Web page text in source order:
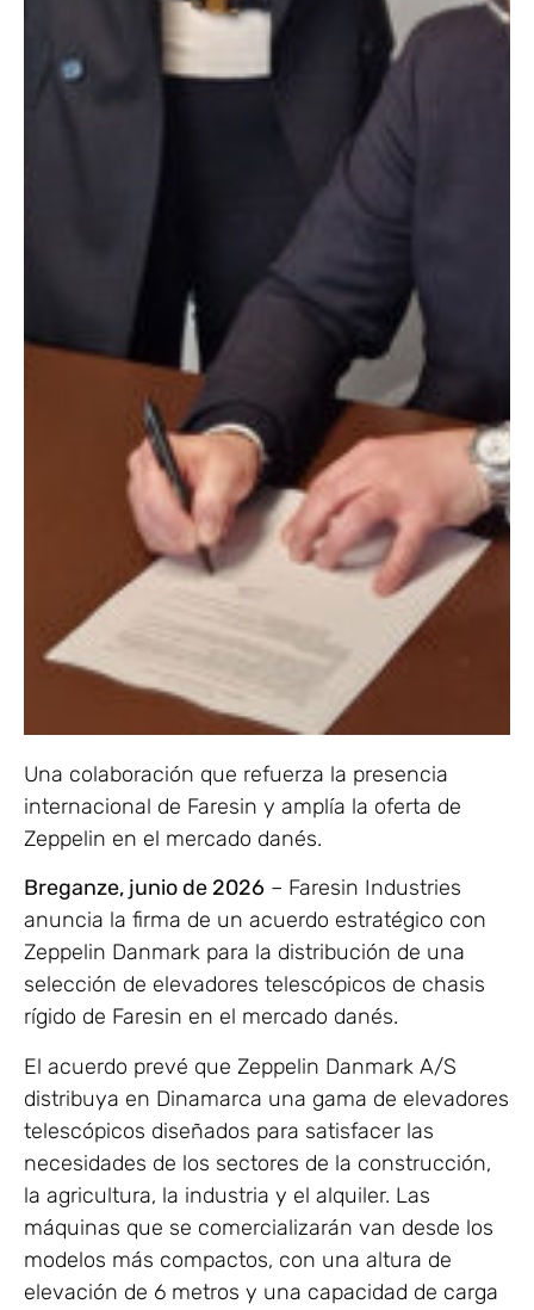
Una colaboración que refuerza la presencia
internacional de Faresin y amplía la oferta de
Zeppelin en el mercado danés.
Breganze, junio de 2026 – Faresin Industries
anuncia la firma de un acuerdo estratégico con
Zeppelin Danmark para la distribución de una
selección de elevadores telescópicos de chasis
rígido de Faresin en el mercado danés.
El acuerdo prevé que Zeppelin Danmark A/S
distribuya en Dinamarca una gama de elevadores
telescópicos diseñados para satisfacer las
necesidades de los sectores de la construcción,
la agricultura, la industria y el alquiler. Las
máquinas que se comercializarán van desde los
modelos más compactos, con una altura de
elevación de 6 metros y una capacidad de carga